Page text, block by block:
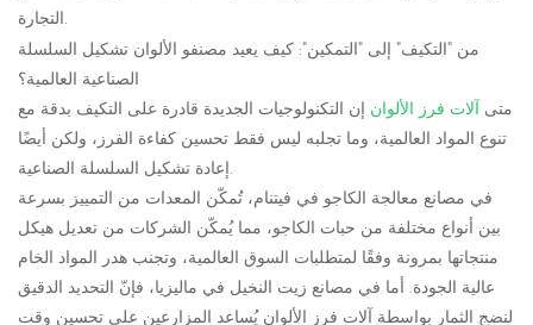
التجارة.
من "التكيف" إلى "التمكين": كيف يعيد مصنفو الألوان تشكيل السلسلة
الصناعية العالمية؟
متى آلات فرز الألوان إن التكنولوجيات الجديدة قادرة على التكيف بدقة مع
تنوع المواد العالمية، وما تجلبه ليس فقط تحسين كفاءة الفرز، ولكن أيضًا
إعادة تشكيل السلسلة الصناعية.
في مصانع معالجة الكاجو في فيتنام، تُمكّن المعدات من التمييز بسرعة
بين أنواع مختلفة من حبات الكاجو، مما يُمكّن الشركات من تعديل هيكل
منتجاتها بمرونة وفقًا لمتطلبات السوق العالمية، وتجنب هدر المواد الخام
عالية الجودة. أما في مصانع زيت النخيل في ماليزيا، فإنّ التحديد الدقيق
لنضج الثمار بواسطة آلات فرز الألوان يُساعد المزارعين على تحسين وقت